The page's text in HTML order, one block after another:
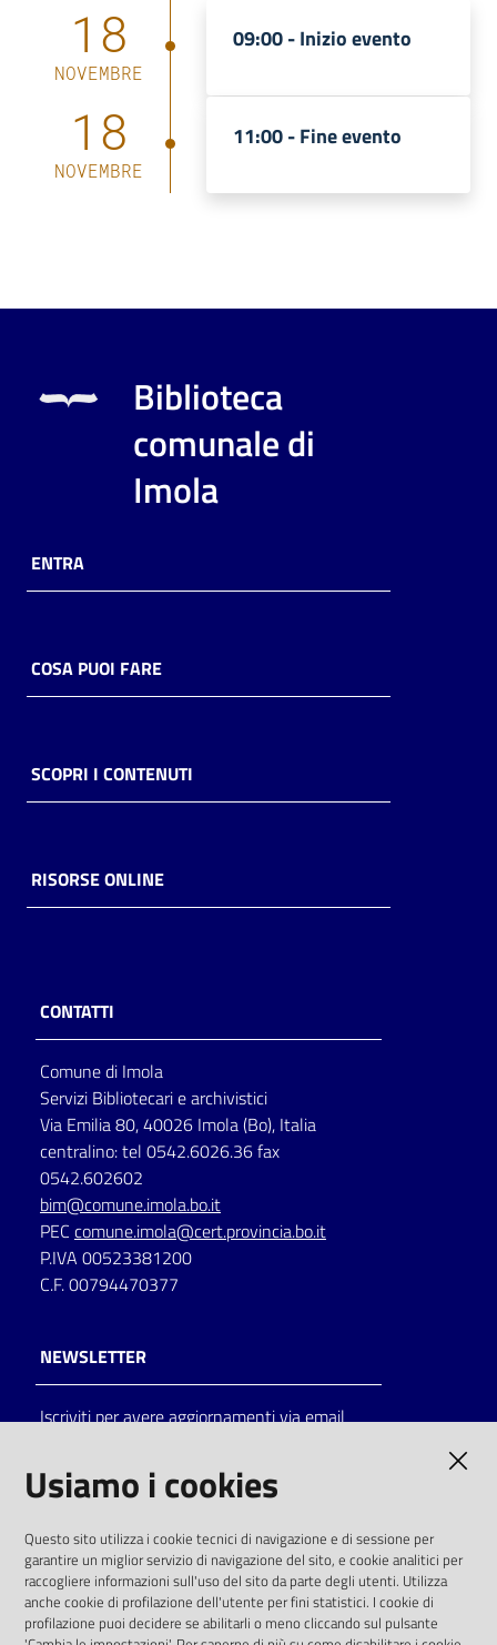
18
NOVEMBRE
09:00 -Inizio evento
18
NOVEMBRE
11:00 -Fine evento
Biblioteca
comunale di
Imola
ENTRA
COSA PUOI FARE
SCOPRI I CONTENUTI
RISORSE ONLINE
CONTATTI
Comune di Imola
Servizi Bibliotecari e archivistici
Via Emilia 80, 40026 Imola (Bo), Italia
centralino: tel 0542.6026.36 fax
0542.602602
bim@comune.imola.bo.it
PEC comune.imola@cert.provincia.bo.it
P.IVA 00523381200
C.F. 00794470377
NEWSLETTER
Iscriviti per avere aggiornamenti via email
solo alle condizioni previste dalla direttiva
comunitaria 2003/98/CE e dal d.lgs. 36/2006
SOCIAL
Usiamo i cookies
Questo sito utilizza i cookie tecnici di navigazione e di sessione per
garantire un miglior servizio di navigazione del sito, e cookie analitici per
raccogliere informazioni sull'uso del sito da parte degli utenti. Utilizza
anche cookie di profilazione dell'utente per fini statistici. I cookie di
profilazione puoi decidere se abilitarli o meno cliccando sul pulsante